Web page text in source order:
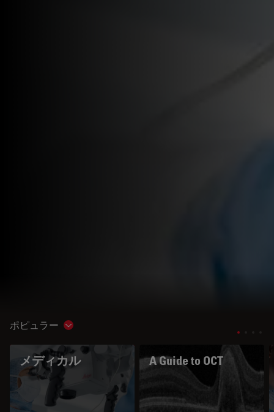
ポピュラー Show subnavigation
メディカル A Guide to OCT